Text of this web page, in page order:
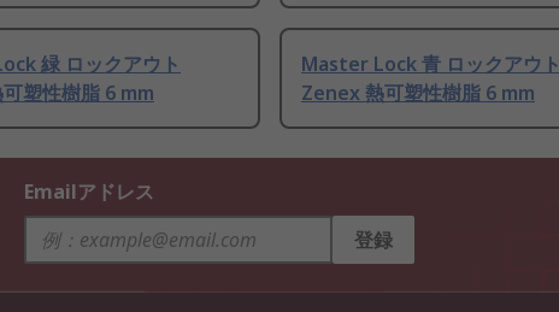
緑 ロックアウト
塑性樹脂 6 mm
Master Lock 青 ロックアウト
Zenex 熱可塑性樹脂 6 mm
Emailアドレス
登録